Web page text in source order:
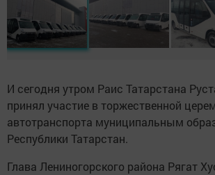
И сегодня утром Раис Татарстана
принял участие в торжественной
автотранспорта муниципальным
Республики Татарстан.
Глава Лениногорского района Рягат